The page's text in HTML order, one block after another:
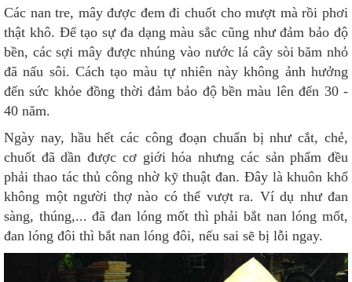
Các nan tre, mây được đem đi chuốt cho mượt mà rồi phơi
thật khô. Để tạo sự đa dạng màu sắc cũng như đảm bảo độ
bền, các sợi mây được nhúng vào nước lá cây sòi băm nhỏ
đã nấu sôi. Cách tạo màu tự nhiên này không ảnh hưởng
đến sức khỏe đồng thời đảm bảo độ bền màu lên đến 30 -
40 năm.
Ngày nay, hầu hết các công đoạn chuẩn bị như cắt, chẻ,
chuốt đã dần được cơ giới hóa nhưng các sản phẩm đều
phải thao tác thủ công nhờ kỹ thuật đan. Đây là khuôn khổ
không một người thợ nào có thể vượt ra. Ví dụ như đan
sàng, thúng,... đã đan lóng mốt thì phải bắt nan lóng mốt,
đan lóng đôi thì bắt nan lóng đôi, nếu sai sẽ bị lỗi ngay.